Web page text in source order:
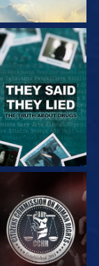
VE
VE